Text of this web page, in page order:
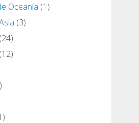
Oceanía (1)
(3)
(24)
(12)